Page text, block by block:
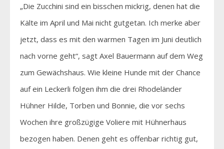
„Die Zucchini sind ein bisschen mickrig, denen hat die
Kälte im April und Mai nicht gutgetan. Ich merke aber
jetzt, dass es mit den warmen Tagen im Juni deutlich
nach vorne geht“, sagt Axel Bauermann auf dem Weg
zum Gewächshaus. Wie kleine Hunde mit der Chance
auf ein Leckerli folgen ihm die drei Rhodeländer
Hühner Hilde, Torben und Bonnie, die vor sechs
Wochen ihre großzügige Voliere mit Hühnerhaus
bezogen haben. Denen geht es offenbar richtig gut,